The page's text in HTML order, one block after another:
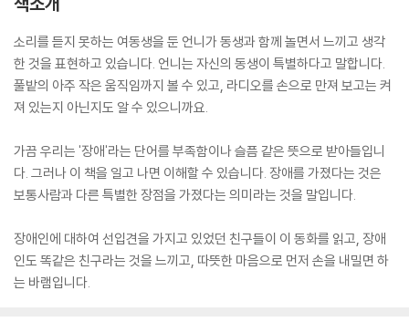
소리를 듣지 못하는 여동생을 둔 언니가 동생과 함께 놀면서 느끼고 생각
한 것을 표현하고 있습니다. 언니는 자신의 동생이 특별하다고 말합니다.
풀밭의 아주 작은 움직임까지 볼 수 있고, 라디오를 손으로 만져 보고는 켜
져 있는지 아닌지도 알 수 있으니까요.
가끔 우리는 '장애'라는 단어를 부족함이나 슬픔 같은 뜻으로 받아들입니
다. 그러나 이 책을 일고 나면 이해할 수 있습니다. 장애를 가졌다는 것은
보통사람과 다른 특별한 장점을 가졌다는 의미라는 것을 말입니다.
장애인에 대하여 선입견을 가지고 있었던 친구들이 이 동화를 읽고, 장애
인도 똑같은 친구라는 것을 느끼고, 따뜻한 마음으로 먼저 손을 내밀면 하
는 바램입니다.